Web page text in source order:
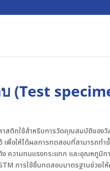
(Test
สติกใช้สำหรับการวัดคุณสมบัติของ
เพื่อให้ได้ผลการทดสอบที่สามารถ
ง ความทนแรงกระแทก และอุณหภู
การใช้ชิ้นทดสอบมาตรฐานช่ว